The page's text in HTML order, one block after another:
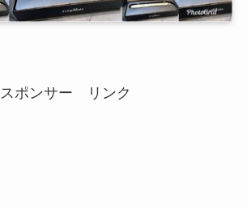
スポンサー リンク